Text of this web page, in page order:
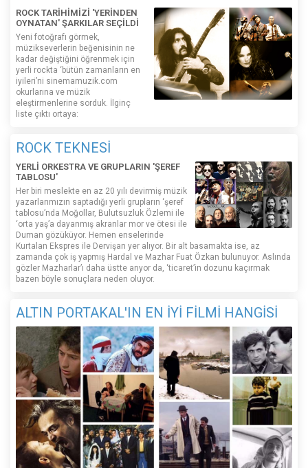
ROCK TARİHİMİZİ 'YERİNDEN
OYNATAN' ŞARKILAR SEÇİLDİ
Yeni fotoğrafı görmek,
müzikseverlerin beğenisinin ne
kadar değiştiğini öğrenmek için
yerli rockta ‘bütün zamanların en
iyileri’ni sinemamuzik.com
okurlarına ve müzik
eleştirmenlerine sorduk. İlginç
liste çıktı ortaya:
ROCK TEKNESİ
YERLİ ORKESTRA VE GRUPLARIN 'ŞEREF
TABLOSU'
Her biri meslekte en az 20 yılı devirmiş müzik
yazarlarımızın saptadığı yerli grupların ‘şeref
tablosu’nda Moğollar, Bulutsuzluk Özlemi ile
‘orta yaş’a dayanmış akranlar mor ve ötesi ile
Duman gözüküyor. Hemen enselerinde
Kurtalan Ekspres ile Dervişan yer alıyor. Bir alt basamakta ise, az
zamanda çok iş yapmış Hardal ve Mazhar Fuat Özkan bulunuyor. Aslında
gözler Mazharlar’ı daha üstte arıyor da, ‘ticaret’in dozunu kaçırmak
bazen böyle sonuçlara neden oluyor.
ALTIN PORTAKAL'IN EN İYİ FİLMİ HANGİSİ